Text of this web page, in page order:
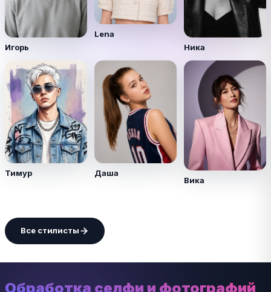
Игорь
Lena
Ника
Тимур Даша
Вика
Все стилисты
Обработка селфи и фотографий